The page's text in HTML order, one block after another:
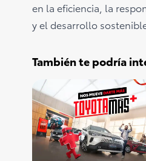
en la eficiencia, la
y el desarrollo
También te podría